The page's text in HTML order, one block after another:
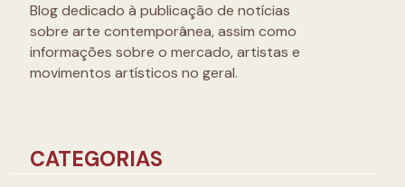
Blog dedicado à publicação de notícias
sobre arte contemporânea, assim como
informações sobre o mercado, artistas e
movimentos artísticos no geral.
CATEGORIAS